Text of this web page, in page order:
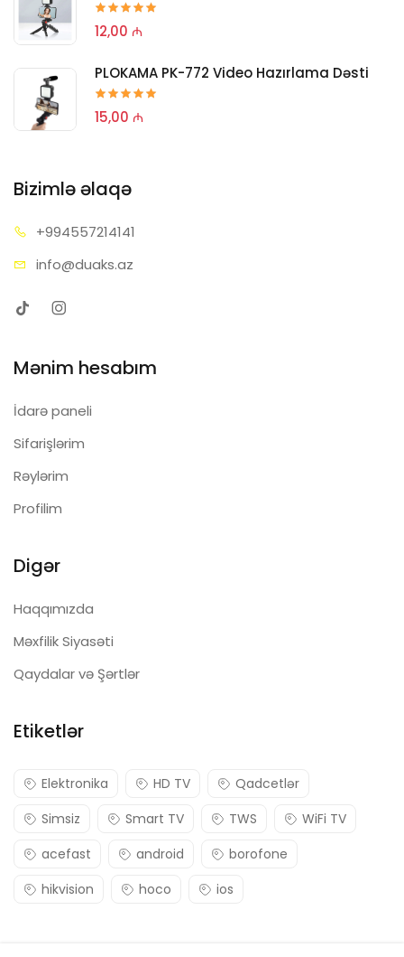
12,00 ₼
PLOKAMA PK-772 Video Hazırlama Dəsti
15,00 ₼
Bizimlə əlaqə
+994557214141
info@duaks.az
Mənim hesabım
İdarə paneli
Sifarişlərim
Rəylərim
Profilim
Digər
Haqqımızda
Məxfilik Siyasəti
Qaydalar və Şərtlər
Etiketlər
Elektronika HD TV
Qadcetlər
Simsiz
Smart TV TWS
WiFi TV
acefast
android
borofone
hikvision
hoco ios